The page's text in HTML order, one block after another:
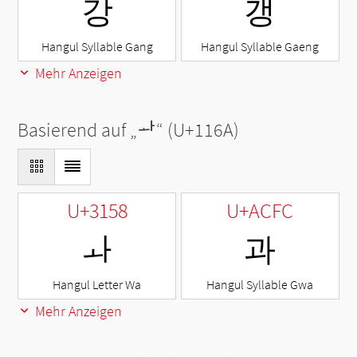
강
Hangul Syllable Gang
갱
Hangul Syllable Gaeng
Mehr Anzeigen
Basierend auf „ᅪ“ (U+116A)
U+3158
ㅘ
Hangul Letter Wa
U+ACFC
과
Hangul Syllable Gwa
Mehr Anzeigen